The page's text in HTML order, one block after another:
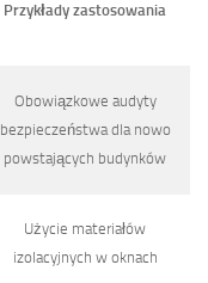
Przykłady zastosowania
Obowiązkowe audyty
bezpieczeństwa dla nowo
powstających budynków
Użycie materiałów
izolacyjnych w oknach